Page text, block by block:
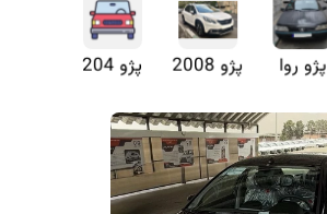
پژو روا پژو 2008 پژو 204